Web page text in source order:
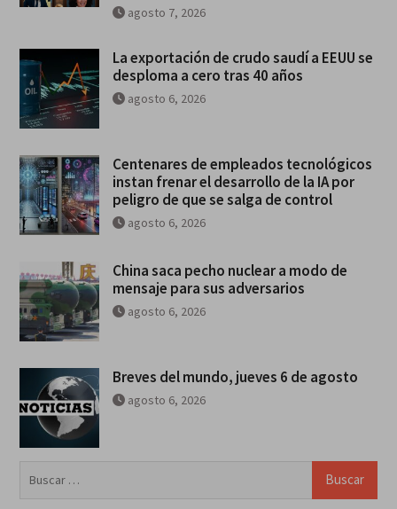
agosto 7, 2026
La exportación de crudo saudí a EEUU se
desploma a cero tras 40 años
agosto 6, 2026
Centenares de empleados tecnológicos
instan frenar el desarrollo de la IA por
peligro de que se salga de control
agosto 6, 2026
China saca pecho nuclear a modo de
mensaje para sus adversarios
agosto 6, 2026
Breves del mundo, jueves 6 de agosto
agosto 6, 2026